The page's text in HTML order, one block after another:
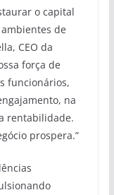
o capital
de
CEO da
força de
funcionários,
na
rentabilidade.
prospera.”